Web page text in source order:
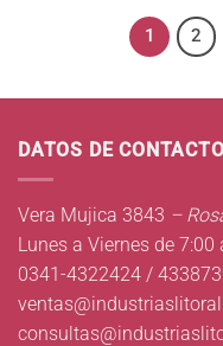
1 2
DATOS DE CONTACTO
Vera Mujica 3843 –
Lunes a Viernes de 7:00
0341-4322424 /